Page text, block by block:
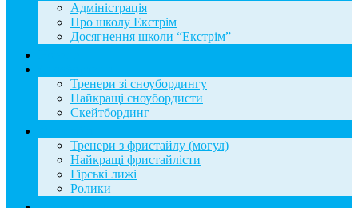
Адміністрація
Про школу Екстрім
Досягнення школи “Екстрім”
Тренери зі сноубордингу
Найкращі сноубордисти
Скейтбординг
Тренери з фристайлу (могул)
Найкращі фристайлісти
Гірські лижі
Ролики